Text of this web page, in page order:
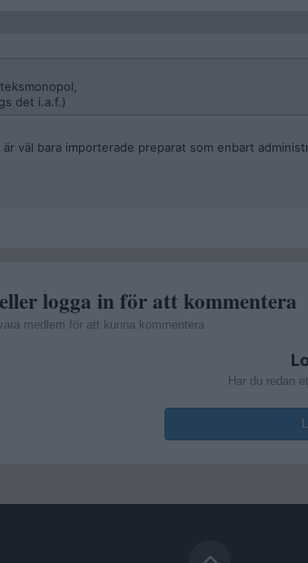
det i.a.f.)
väl bara importerade preparat som enbart
logga in för att kommentera
medlem för att kunna kommentera
Har du redan